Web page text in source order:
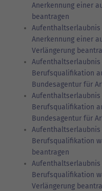
Anerkennung einer
beantragen
Aufenthaltserlaubnis
Anerkennung einer
Verlängerung
Aufenthaltserlaubnis
Berufsqualifikation
Bundesagentur für
Aufenthaltserlaubnis
Berufsqualifikation
Bundesagentur für
Aufenthaltserlaubnis
Berufsqualifikation
beantragen
Aufenthaltserlaubnis
Berufsqualifikation
Verlängerung